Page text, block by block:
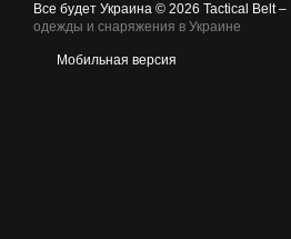
Все будет Украина © 2026 Tactical Belt –
одежды и снаряжения в Украине
Мобильная версия